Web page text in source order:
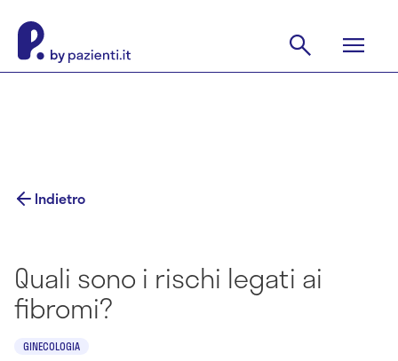
Indietro
Quali sono i rischi legati ai
fibromi?
GINECOLOGIA